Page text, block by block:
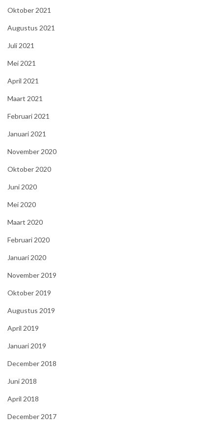
Oktober 2021
Augustus 2021
Juli 2021
Mei 2021
April 2021
Maart 2021
Februari 2021
Januari 2021
November 2020
Oktober 2020
Juni 2020
Mei 2020
Maart 2020
Februari 2020
Januari 2020
November 2019
Oktober 2019
Augustus 2019
April 2019
Januari 2019
December 2018
Juni 2018
April 2018
December 2017